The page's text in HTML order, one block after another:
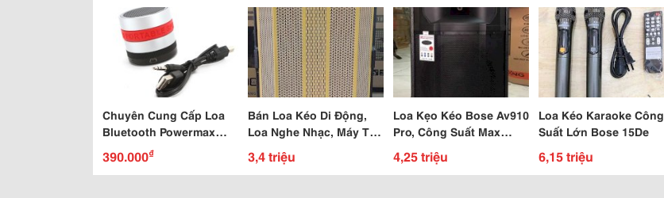
Chuyên Cung Cấp Loa
Bluetooth Powermax
Tm01C
390.000₫
Bán Loa Kéo Di Động,
Loa Nghe Nhạc, Máy Trợ
Giảng Trên Toàn Quốc
3,4 triệu
Loa Kẹo Kéo Bose Av910
Pro, Công Suất Max
600W
4,25 triệu
Loa Kéo Karaoke Công
Suất Lớn Bose 15De
6,15 triệu